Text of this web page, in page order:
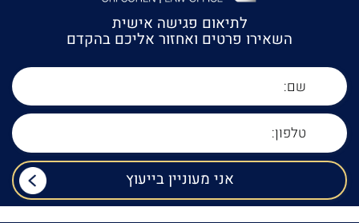
לתיאום פגישה אישית
השאירו פרטים ואחזור אליכם בהקדם